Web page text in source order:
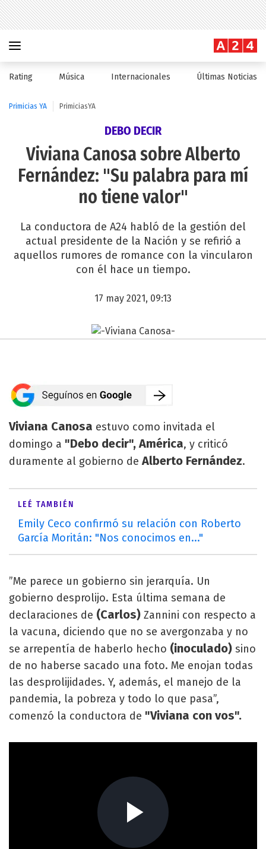
Rating Música Internacionales Últimas Noticias
Primicias YA PrimiciasYA
DEBO DECIR
Viviana Canosa sobre Alberto
Fernández: "Su palabra para mí
no tiene valor"
La conductora de A24 habló de la gestión del
actual presidente de la Nación y se refirió a
aquellos rumores de romance con la vincularon
con él hace un tiempo.
17 may 2021, 09:13
Viviana Canosa estuvo como invitada el
domingo a "Debo decir", América, y criticó
duramente al gobierno deAlberto Fernández.
LEÉ TAMBIÉN
Emily Ceco confirmó su relación con Roberto
García Moritán: "Nos conocimos en..."
”Me parece un gobierno sin jerarquía. Un
gobierno desprolijo. Esta última semana de
declaraciones de (Carlos) Zannini con respecto a
la vacuna, diciendo que no se avergonzaba y no
se arrepentía de haberlo hecho (inoculado) sino
de no haberse sacado una foto. Me enojan todas
las desprolijidades. Y, además, el manejo de la
pandemia, la pobreza y todo lo que pasa”,
comenzó la conductora de "Viviana con vos".